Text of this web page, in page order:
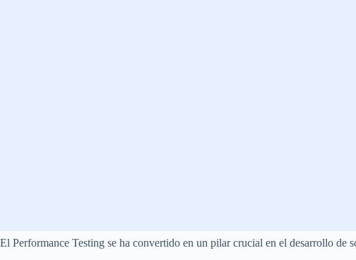
El Performance Testing se ha convertido en un pilar crucial en el desarrollo de